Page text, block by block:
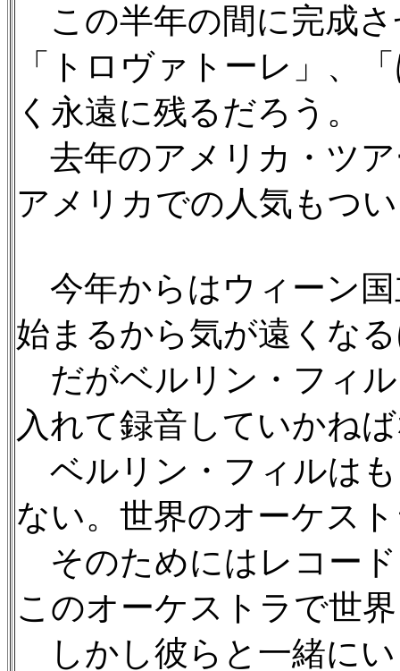
この半年の間に完成
「トロヴァトーレ」、
く永遠に残るだろう。
去年のアメリカ・ツ
アメリカでの人気もつ
今年からはウィーン国
始まるから気が遠くな
だがベルリン・フィ
入れて録音していかね
ベルリン・フィルは
ない。世界のオーケス
そのためにはレコー
このオーケストラで世
しかし彼らと一緒に